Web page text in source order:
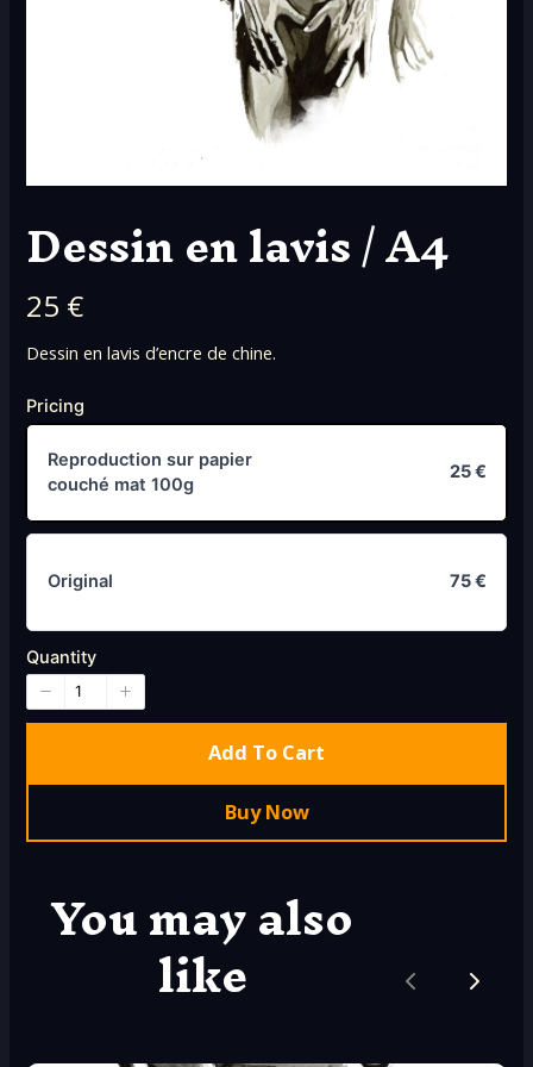
Dessin en lavis / A4
N
o
w
25 €
Dessin en lavis d’encre de chine.
Pricing
Reproduction sur papier
couché mat 100g
25 €
Original 75 €
Quantity
Add To Cart
Buy Now
You may also
like PreviousNext